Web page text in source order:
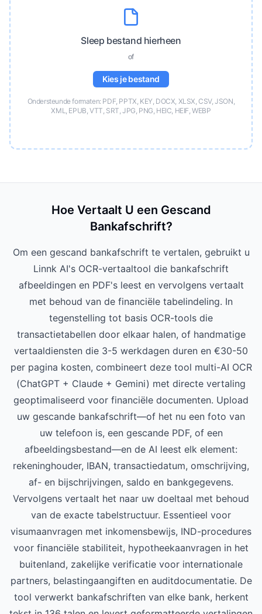
Sleep bestand hierheen
of
Kies je bestand
Ondersteunde formaten: PDF, PPTX, KEY, DOCX, XLSX, CSV, JSON,
XML, EPUB, VTT, SRT, JPG, PNG, HEIC, HEIF, WEBP
Hoe Vertaalt U een Gescand
Bankafschrift?
Om een gescand bankafschrift te vertalen, gebruikt u
Linnk AI's OCR-vertaaltool die bankafschrift
afbeeldingen en PDF's leest en vervolgens vertaalt
met behoud van de financiële tabelindeling. In
tegenstelling tot basis OCR-tools die
transactietabellen door elkaar halen, of handmatige
vertaaldiensten die 3-5 werkdagen duren en €30-50
per pagina kosten, combineert deze tool multi-AI OCR
(ChatGPT + Claude + Gemini) met directe vertaling
geoptimaliseerd voor financiële documenten. Upload
uw gescande bankafschrift—of het nu een foto van
uw telefoon is, een gescande PDF, of een
afbeeldingsbestand—en de AI leest elk element:
rekeninghouder, IBAN, transactiedatum, omschrijving,
af- en bijschrijvingen, saldo en bankgegevens.
Vervolgens vertaalt het naar uw doeltaal met behoud
van de exacte tabelstructuur. Essentieel voor
visumaanvragen met inkomensbewijs, IND-procedures
voor financiële stabiliteit, hypotheekaanvragen in het
buitenland, zakelijke verificatie voor internationale
partners, belastingaangiften en auditdocumentatie. De
tool verwerkt bankafschriften van elke bank, herkent